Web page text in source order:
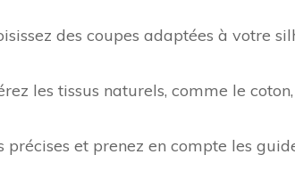
des coupes adaptées à votre
les tissus naturels, comme le
et prenez en compte les